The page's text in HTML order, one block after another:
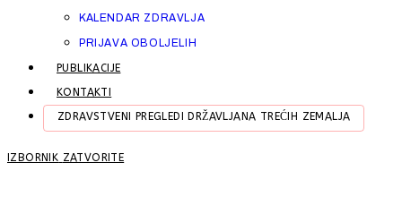
KALENDAR ZDRAVLJA
PRIJAVA OBOLJELIH
PUBLIKACIJE
KONTAKTI
ZDRAVSTVENI PREGLEDI DRŽAVLJANA TREĆIH ZEMALJA
IZBORNIK ZATVORITE